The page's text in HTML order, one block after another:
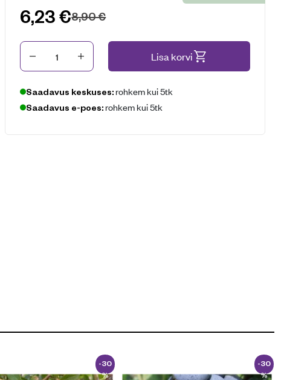
6,23€8,90€
Kogus Lisa korvi
Saadavus keskuses: rohkem kui 5tk
Saadavus e-poes: rohkem kui 5tk
-30
%
-30
%